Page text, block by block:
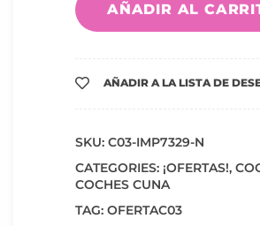
AÑADIR AL
AÑADIR A LA LISTA DE
SKU: C03-IMP7329-N
CATEGORIES: ¡OFERTAS!,
COCHES CUNA
TAG: OFERTAC03